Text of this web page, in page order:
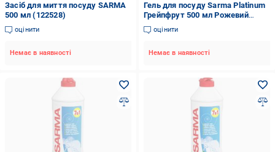
Засіб для миття посуду SARMA
500 мл (122528)
оцінити
Немає в наявності
Гель для посуду Sarma Platinum
Грейпфрут 500 мл Рожевий
(49304)
оцінити
Немає в наявності